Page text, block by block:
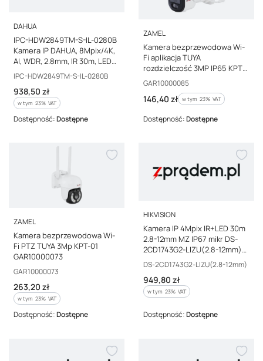
PRODUCENT
DAHUA
IPC-HDW2849TM-S-IL-0280B
Kamera IP DAHUA, 8Mpix/4K,
AI, WDR, 2.8mm, IR 30m, LED
30m, IP67, mikrofon,
12VDC/PoE
Kod producenta
IPC-HDW2849TM-S-IL-0280B
Cena brutto
938,50 zł
w tym %s VAT
w tym 23% VAT
Dostępność:Dostępne
PRODUCENT
ZAMEL
Kamera bezprzewodowa Wi-
Fi aplikacja TUYA
rozdzielczość 3MP IP65 KPT-
02
Kod producenta
GAR10000085
Cena brutto
146,40 zł w tym %s VAT
w tym 23% VAT
Dostępność:Dostępne
PRODUCENT
ZAMEL
Kamera bezprzewodowa Wi-
Fi PTZ TUYA 3Mp KPT-01
GAR10000073
Kod producenta
GAR10000073
Cena brutto
263,20 zł
w tym %s VAT
w tym 23% VAT
Dostępność:Dostępne
PRODUCENT
HIKVISION
Kamera IP 4Mpix IR+LED 30m
2.8-12mm MZ IP67 mikr DS-
2CD1743G2-LIZU(2.8-12mm)
HIKVISION
Kod producenta
DS-2CD1743G2-LIZU(2.8-12mm)
Cena brutto
949,80 zł
w tym %s VAT
w tym 23% VAT
Dostępność:Dostępne